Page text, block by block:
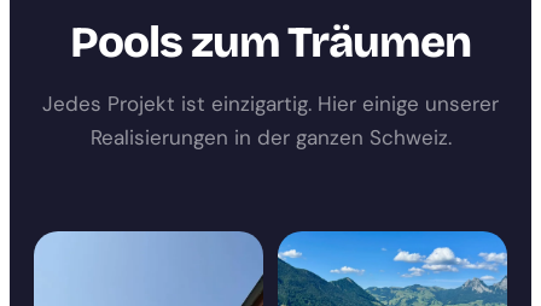
Pools zum Träumen
Jedes Projekt ist einzigartig. Hier einige unserer
Realisierungen in der ganzen Schweiz.